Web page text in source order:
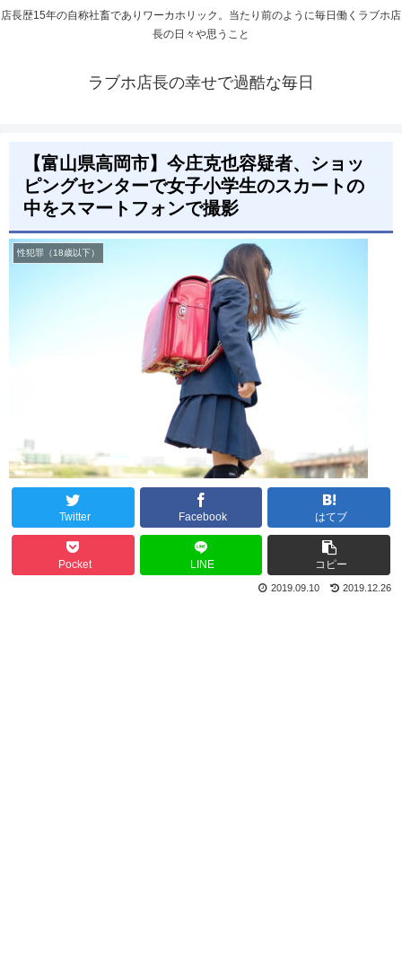
店長歴15年の自称社畜でありワーカホリック。当たり前のように毎日働くラブホ店
長の日々や思うこと
ラブホ店長の幸せで過酷な毎日
【富山県高岡市】今庄克也容疑者、ショッ
ピングセンターで女子小学生のスカートの
中をスマートフォンで撮影
性犯罪（18歳以下）
Twitter Facebook はてブ
Pocket LINE コピー
2019.12.26
2019.09.10